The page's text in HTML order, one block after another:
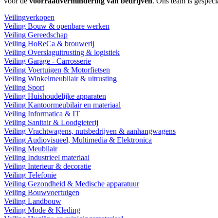
Veilingverkopen
Veiling Bouw & openbare werken
Veiling Gereedschap
Veiling HoReCa & brouwerij
Veiling Overslaguitrusting & logistiek
Veiling Garage - Carrosserie
Veiling Voertuigen & Motorfietsen
Veiling Winkelmeubilair & uitrusting
Veiling Sport
Veiling Huishoudelijke apparaten
Veiling Kantoormeubilair en materiaal
Veiling Informatica & IT
Veiling Sanitair & Loodgieterij
Veiling Vrachtwagens, nutsbedrijven & aanhangwagens
Veiling Audiovisueel, Multimedia & Elektronica
Veiling Meubilair
Veiling Industrieel materiaal
Veiling Interieur & decoratie
Veiling Telefonie
Veiling Gezondheid & Medische apparatuur
Veiling Bouwvoertuigen
Veiling Landbouw
Veiling Mode & Kleding